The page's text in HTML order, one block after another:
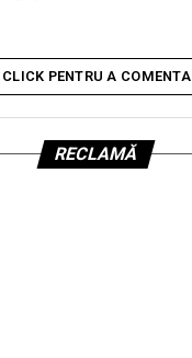
CLICK PENTRU A COMENTA
RECLAMĂ